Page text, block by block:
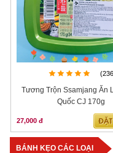
Tương Trộn Ssamjang Ăn
Quốc CJ 170g
27,000 đ
BÁNH KẸO CÁC LOẠI